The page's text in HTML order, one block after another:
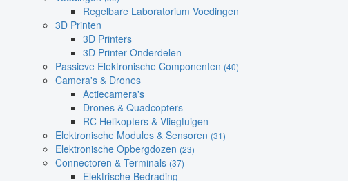
Regelbare Laboratorium Voedingen
3D Printen
3D Printers
3D Printer Onderdelen
Passieve Elektronische Componenten (40)
Camera's & Drones
Actiecamera's
Drones & Quadcopters
RC Helikopters & Vliegtuigen
Elektronische Modules & Sensoren (31)
Elektronische Opbergdozen (23)
Connectoren & Terminals (37)
Elektrische Bedrading